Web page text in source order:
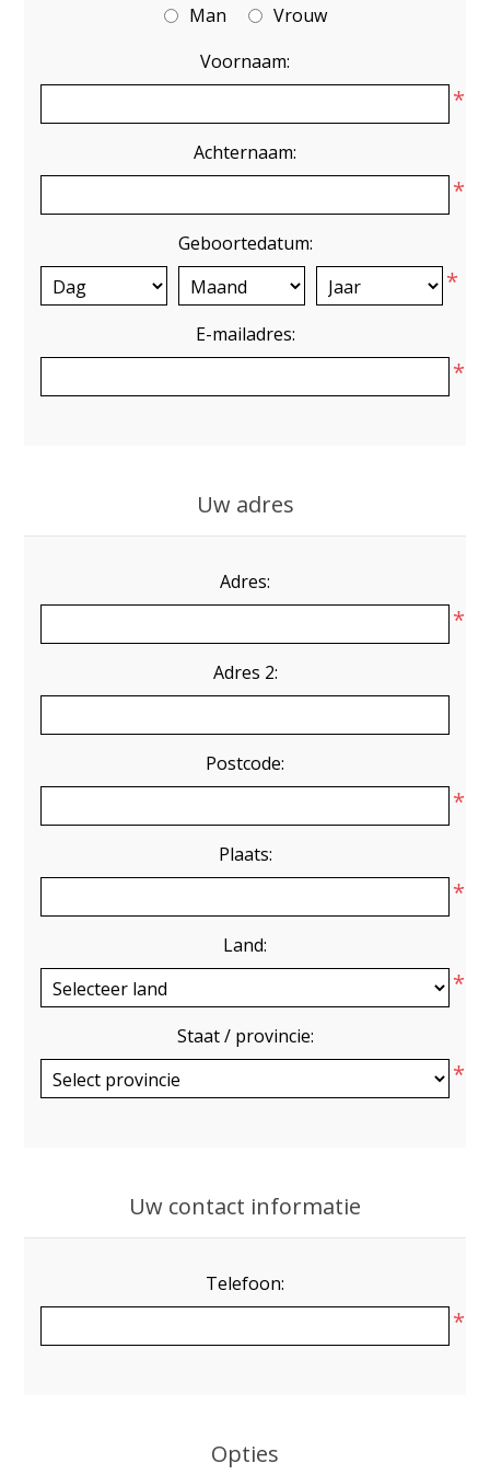
Man
Vrouw
Voornaam:
*
Achternaam:
*
Geboortedatum:
*
E-mailadres:
*
Uw adres
Adres:
*
Adres 2:
Postcode:
*
Plaats:
*
Land:
*
Staat / provincie:
*
Uw contact informatie
Telefoon:
*
Opties